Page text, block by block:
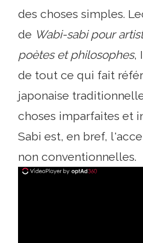
des choses simples.
de Wabi-sabi pour
poètes et philosophes,
de tout ce qui fait
japonaise
choses imparfaites et
Sabi est, en bref,
non conventionnelles.